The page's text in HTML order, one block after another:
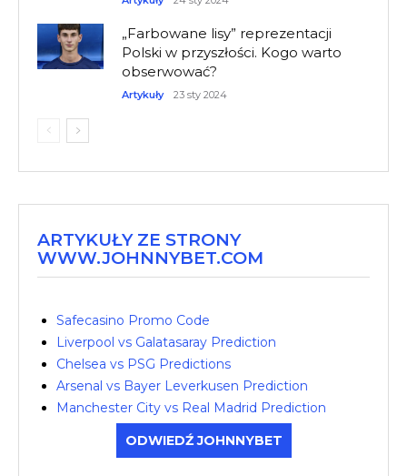
„Farbowane lisy” reprezentacji
Polski w przyszłości. Kogo warto
obserwować?
Artykuły 23 sty 2024
ARTYKUŁY ZE STRONY
WWW.JOHNNYBET.COM
Safecasino Promo Code
Liverpool vs Galatasaray Prediction
Chelsea vs PSG Predictions
Arsenal vs Bayer Leverkusen Prediction
Manchester City vs Real Madrid Prediction
ODWIEDŹ JOHNNYBET